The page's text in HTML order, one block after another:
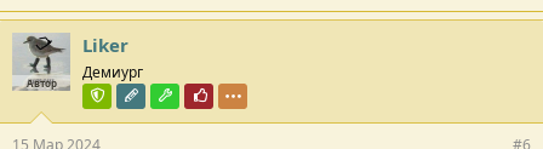
Автор
Liker
Демиург
Команда форума
Редактор раздела
Модостроитель
Почётный пользователь
15 Мар 2024 #6